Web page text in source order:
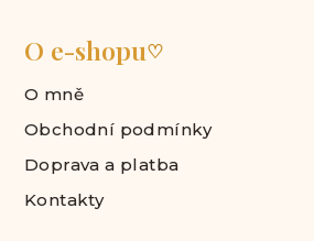
O e-shopu♡
O mně
Obchodní podmínky
Doprava a platba
Kontakty